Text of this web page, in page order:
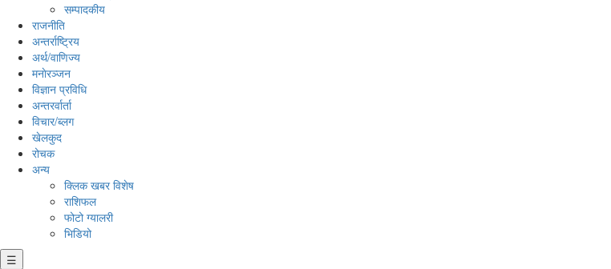
सम्पादकीय
राजनीति
अन्तर्राष्ट्रिय
अर्थ/वाणिज्य
मनाेरञ्जन
विज्ञान प्रविधि
अन्तरर्वार्ता
विचार/ब्लग
खेलकुद
रोचक
अन्य
क्लिक खबर विशेष
राशिफल
फोटो ग्यालरी
भिडियो
☰